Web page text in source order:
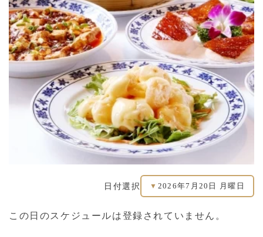
日付選択 ▼ 2026年7月20日 月曜日
この日のスケジュールは登録されていません。